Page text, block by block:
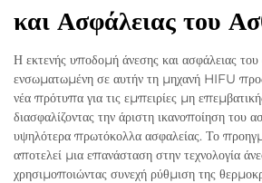
και Ασφάλειας του
Η εκτενής υποδομή άνεσης και ασφάλειας του
ενσωματωμένη σε αυτήν τη μηχανή HIFU
νέα πρότυπα για τις εμπειρίες μη
διασφαλίζοντας την άριστη ικανοποίηση του
υψηλότερα πρωτόκολλα ασφαλείας. Το
αποτελεί μια επανάσταση στην τεχνολογία
χρησιμοποιώντας συνεχή ρύθμιση της